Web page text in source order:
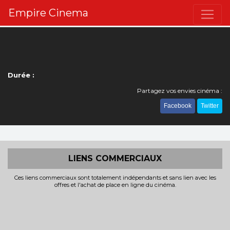
Empire Cinema
Durée :
Partagez vos envies cinéma :
Facebook Twitter
LIENS COMMERCIAUX
Ces liens commerciaux sont totalement indépendants et sans lien avec les
offres et l'achat de place en ligne du cinéma.